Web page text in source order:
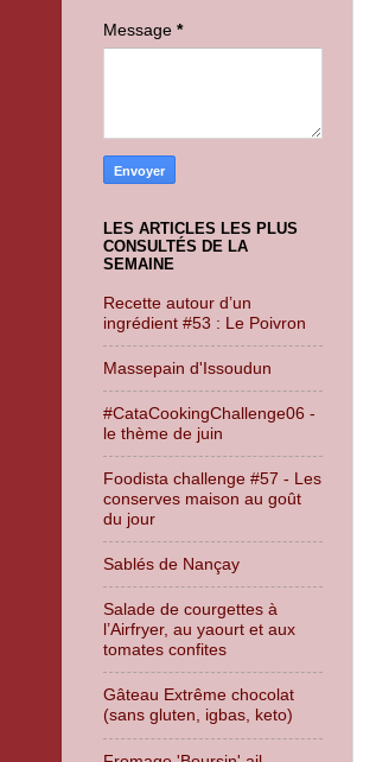
Message *
LES ARTICLES LES PLUS
CONSULTÉS DE LA
SEMAINE
Recette autour d’un
ingrédient #53 : Le Poivron
Massepain d'Issoudun
#CataCookingChallenge06 -
le thème de juin
Foodista challenge #57 - Les
conserves maison au goût
du jour
Sablés de Nançay
Salade de courgettes à
l’Airfryer, au yaourt et aux
tomates confites
Gâteau Extrême chocolat
(sans gluten, igbas, keto)